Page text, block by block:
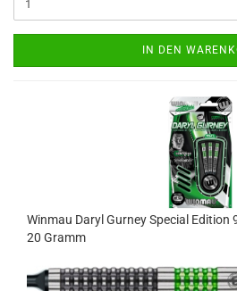
IN DEN
Win­mau Daryl Gur­ney Spe­cial Edi­ti­on
20 Gramm